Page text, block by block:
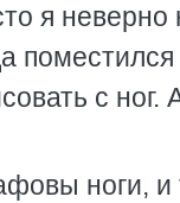
я неверно
с ног.
ноги, и